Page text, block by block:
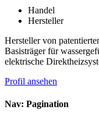
Handel
Hersteller
Hersteller von
Basisträger für
elektrische
Profil ansehen
Nav: Pagination